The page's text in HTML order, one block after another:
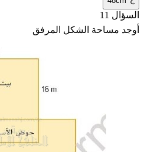
السؤال 11
أوجد مساحة الشكل المرفق